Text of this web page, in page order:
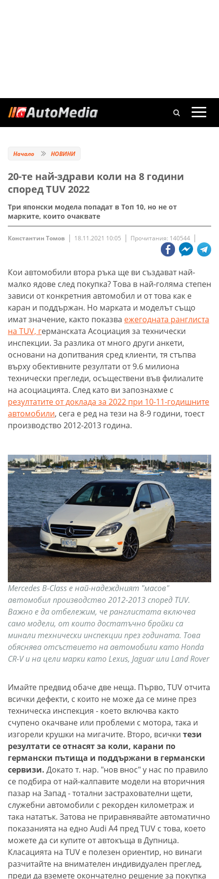
Начало НОВИНИ
20-те най-здрави коли на 8 години
според TUV 2022
Три японски модела попадат в Топ 10, но не от
марките, които очаквате
Константин Томов 18.11.2021 10:05 Прочитания: 140544
Кои автомобили втора ръка ще ви създават най-
малко ядове след покупка? Това в най-голяма степен
зависи от конкретния автомобил и от това как е
каран и поддържан. Но марката и моделът също
имат значение, както показва ежегодната ранглиста
на TUV, германската Асоциация за технически
инспекции. За разлика от много други анкети,
основани на допитвания сред клиенти, тя стъпва
върху обективните резултати от 9.6 милиона
технически прегледи, осъществени във филиалите
на асоциацията. След като ви запознахме с
резултатите от доклада за 2022 при 10-11-годишните
автомобили, сега е ред на тези на 8-9 години, тоест
производство 2012-2013 година.
Mercedes B-Class е най-надеждният "масов"
автомобил производство 2012-2013 според TUV.
Важно е да отбележим, че ранглистата включва
само модели, от които достатъчно бройки са
минали технически инспекции през годината. Това
обяснява отсъствието на автомобили като Honda
CR-V и на цели марки като Lexus, Jaguar или Land Rover
Имайте предвид обаче две неща. Първо, TUV отчита
всички дефекти, с които не може да се мине през
техническа инспекция - което включва както
счупено окачване или проблеми с мотора, така и
изгорели крушки на мигачите. Второ, всички тези
резултати се отнасят за коли, карани по
германски пътища и поддържани в германски
сервизи. Докато т. нар. "нов внос" у нас по правило
се подбира от най-калпавите модели на вторичния
пазар на Запад - тотални застрахователни щети,
служебни автомобили с рекорден километраж и
така нататък. Затова не приравнявайте автоматично
показанията на едно Audi A4 пред TUV с това, което
можете да си купите от автокъща в Дупница.
Класацията на TUV е полезен ориентир, но винаги
разчитайте на внимателен индивидуален преглед,
преди да вземете окончателно решение за покупка